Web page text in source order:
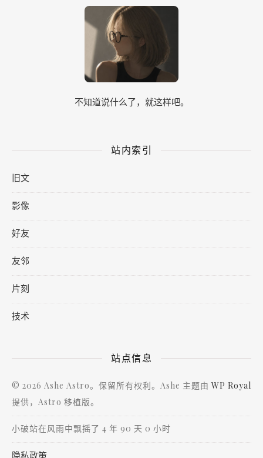
不知道说什么了，就这样吧。
站内索引
旧文
影像
好友
友邻
片刻
技术
站点信息
© 2026 Ashe Astro。保留所有权利。Ashe 主题由 WP Royal
提供，Astro 移植版。
小破站在风雨中飘摇了 4 年 90 天 0 小时
隐私政策